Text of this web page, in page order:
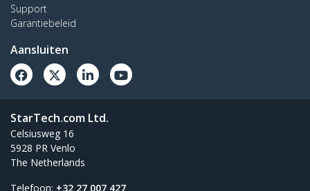
Support
Garantiebeleid
Aansluiten
StarTech.com Ltd.
Celsiusweg 16
5928 PR Venlo
The Netherlands
Telefoon: +32 27 007 427